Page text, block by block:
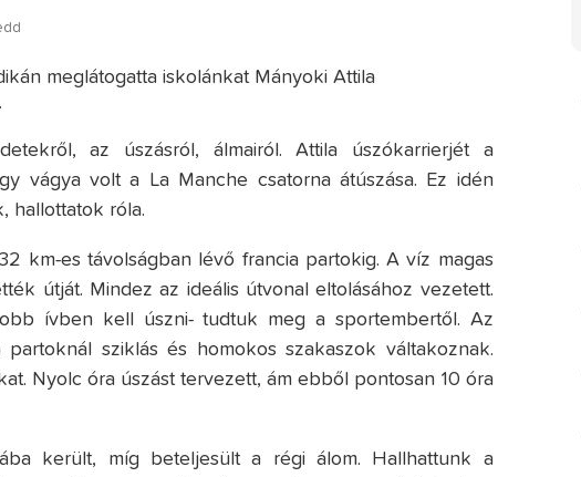
meglátogatta iskolánkat Mányoki Attila
az úszásról, álmairól. Attila úszókarrierjét a
vágya volt a La Manche csatorna átúszása. Ez idén
hallottatok róla.
km-es távolságban lévő francia partokig. A víz magas
útját. Mindez az ideális útvonal eltolásához vezetett.
ívben kell úszni- tudtuk meg a sportembertől. Az
sziklás és homokos szakaszok váltakoznak.
Nyolc óra úszást tervezett, ám ebből pontosan 10 óra
került, míg beteljesült a régi álom. Hallhattunk a